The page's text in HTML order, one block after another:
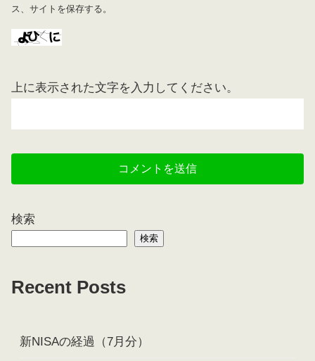
ス、サイトを保存する。
上に表示された文字を入力してください。
検索
検索
Recent Posts
新NISAの経過（7月分）